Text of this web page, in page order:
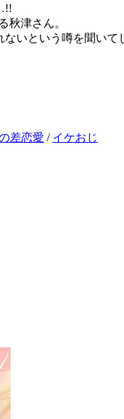
…!!
秋津さん。
いという噂を聞い
差恋愛 / イケおじ